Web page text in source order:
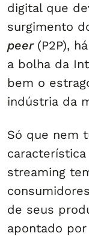
digital que
surgimento
peer (P2P),
a bolha da
bem o
indústria da
Só que nem
streaming
de seus
apontado